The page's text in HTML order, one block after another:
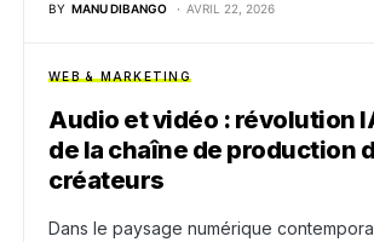
BY MANU DIBANGO AVRIL 22, 2026
WEB & MARKETING
Audio et vidéo : révolution
de la chaîne de production
créateurs
Dans le paysage numérique